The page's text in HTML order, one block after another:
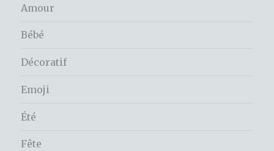
Amour
Bébé
Décoratif
Emoji
Été
Fête